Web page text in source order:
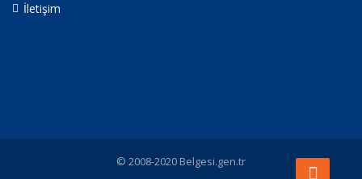
İletişim
© 2008-2020 Belgesi.gen.tr